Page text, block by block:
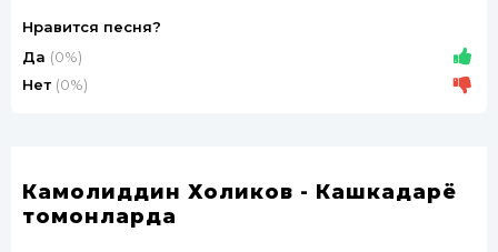
Нравится песня?
Да (0%)
Нет (0%)
Камолиддин Холиков - Кашкадарё
томонларда